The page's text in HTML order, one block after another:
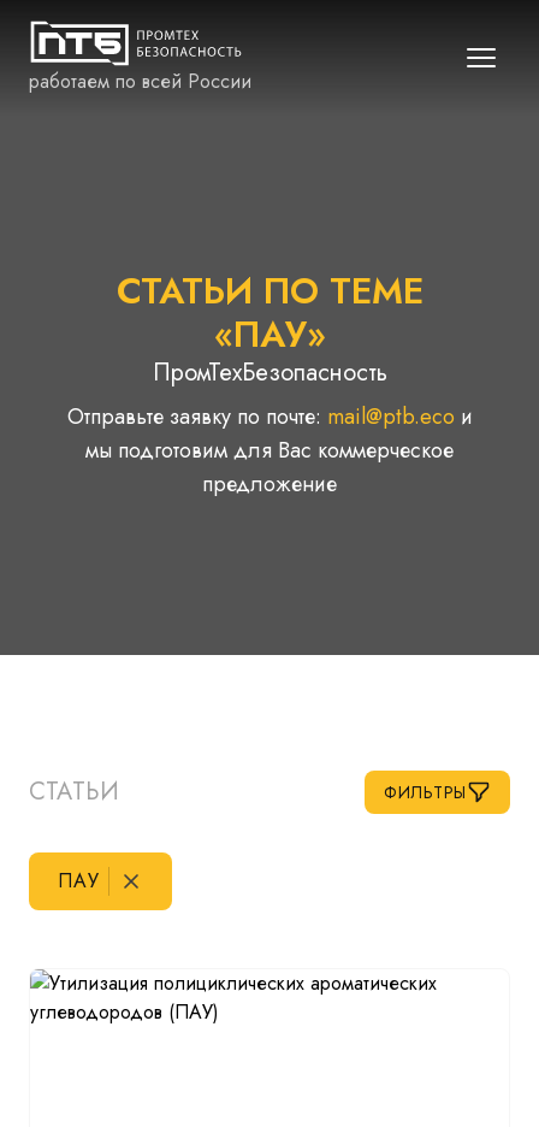
работаем по всей России
СТАТЬИ ПО ТЕМЕ
«ПАУ»
ПромТехБезопасность
Отправьте заявку по почте: mail@ptb.eco и
мы подготовим для Вас коммерческое
предложение
СТАТЬИ ФИЛЬТРЫ
ПАУ